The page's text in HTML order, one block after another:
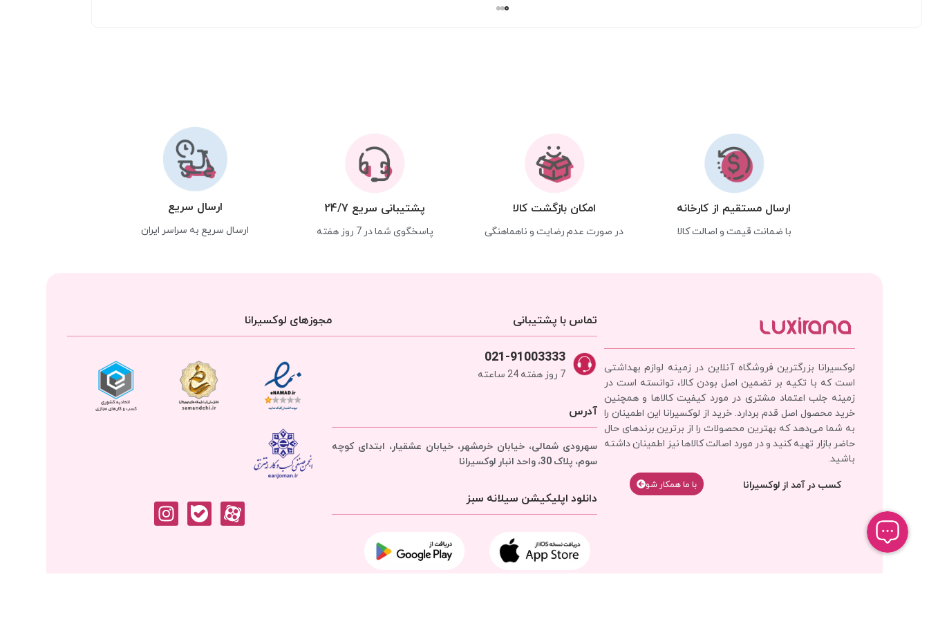
ارسال مستقیم از کارخانه
با ضمانت قیمت و اصالت کالا
امکان بازگشت کالا
در صورت عدم رضایت و ناهماهنگی
پشتیبانی سریع 24/7
پاسخگوی شما در 7 روز هفته
ارسال سریع
ارسال سریع به سراسر ایران
لوکسیرانا بزرگترین فروشگاه آنلاین در زمینه لوازم بهداشتی
است که با تکیه بر تضمین اصل بودن کالا، توانسته است در
زمینه جلب اعتماد مشتری در مورد کیفیت کالاها و همچنین
خرید محصول اصل قدم بردارد. خرید از لوکسیرانا این اطمینان را
به شما می‌دهد که بهترین محصولات را از برترین برندهای حال
حاضر بازار تهیه کنید و در مورد اصالت کالاها نیز اطمینان داشته
باشید.
کسب در آمد از لوکسیرانا با‌‌ ما همکار شو
تماس با پشتیبانی
021-91003333
7 روز هفته 24 ساعته
آدرس
سهرودی شمالی، خیابان خرمشهر، خیابان عشقیار، ابتدای کوچه
سوم، پلاک 30، واحد انبار
لوکسیرانا
دانلود اپلیکیشن سیلانه سبز
مجوزهای لوکسیرانا